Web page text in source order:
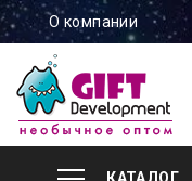
О компании